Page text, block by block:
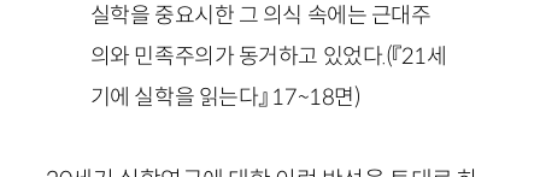
실학을 중요시한 그 의식 속에는 근대주
의와 민족주의가 동거하고 있었다.(『21세
기에 실학을 읽는다』 17~18면)